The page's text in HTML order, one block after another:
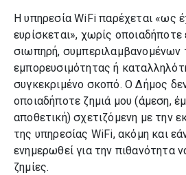
H υπηρεσία WiFi παρέχεται «ως
ευρίσκεται», χωρίς οποιαδήποτε
σιωπηρή, συμπεριλαμβανομένων
εμπορευσιμότητας ή
συγκεκριμένο σκοπό. Ο Δήμος
οποιαδήποτε ζημιά μου (άμεση,
αποθετική) σχετιζόμενη με την
της υπηρεσίας WiFi, ακόμη και
ενημερωθεί για την πιθανότητα
ζημίες.